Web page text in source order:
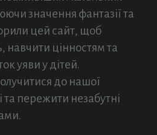
значення фантазії та
цей сайт, щоб
навчити цінностям та
уяви у дітей.
до нашої
та пережити незабутні